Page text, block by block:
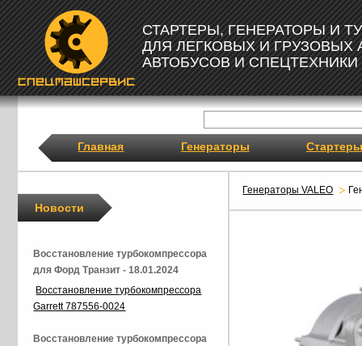
СТАРТЕРЫ, ГЕНЕРАТОРЫ И
ДЛЯ ЛЕГКОВЫХ И ГРУЗОВЫХ
АВТОБУСОВ И СПЕЦТЕХНИКИ
Главная Генераторы Стартеры
Генераторы VALEO
Новости
Восстановление турбокомпрессора
для Форд Транзит - 18.01.2024
Восстановление турбокомпрессора
Garrett 787556-0024
Восстановление турбокомпрессора